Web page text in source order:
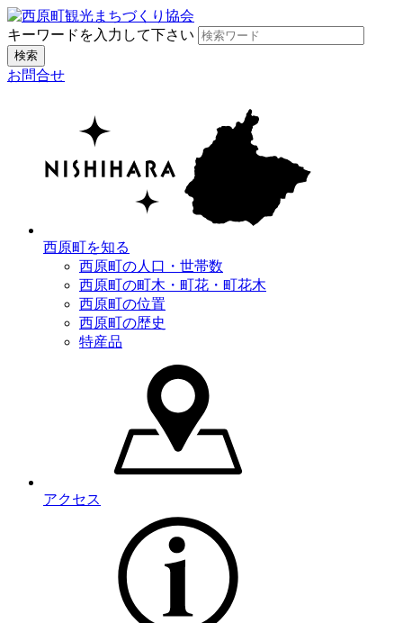
キーワードを入力して下さい
検索
お問合せ
西原町を知る
西原町の人口・世帯数
西原町の町木・町花・町花木
西原町の位置
西原町の歴史
特産品
アクセス